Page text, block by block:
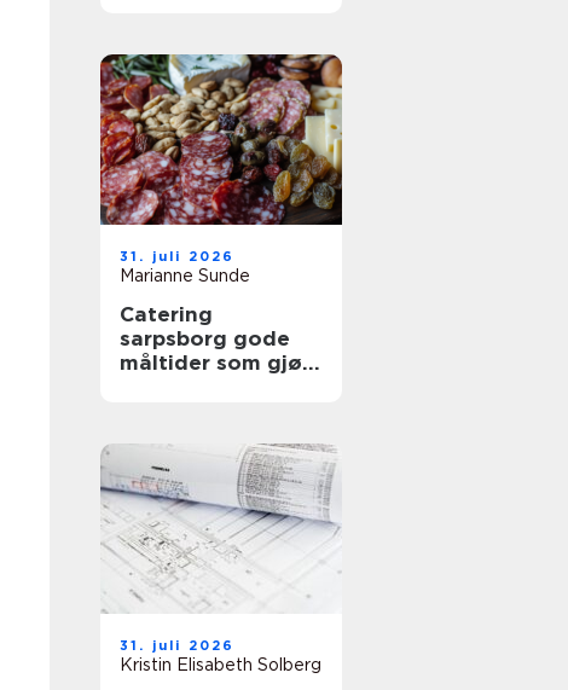
31. juli 2026
Marianne Sunde
Catering
sarpsborg gode
måltider som gjør
31. juli 2026
Kristin Elisabeth Solberg